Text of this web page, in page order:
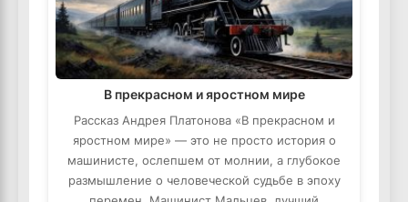
В прекрасном и яростном мире
Рассказ Андрея Платонова «В прекрасном и
яростном мире» — это не просто история о
машинисте, ослепшем от молнии, а глубокое
размышление о человеческой судьбе в эпоху